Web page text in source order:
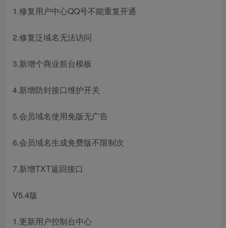
1.修复用户中心QQ号不能重复开通
2.修复泛域名无法访问
3.新增个商业前台模板
4.新增防封接口维护开关
5.会员域名使用免版无广告
6.会员域名生成免费版不限制次
7.新增TXT返回接口
V5.4版
1.更新用户控制台中心